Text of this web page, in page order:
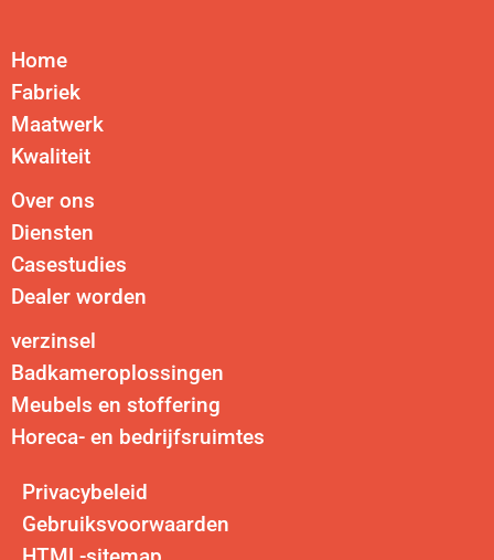
Home
Fabriek
Maatwerk
Kwaliteit
Over ons
Diensten
Casestudies
Dealer worden
verzinsel
Badkameroplossingen
Meubels en stoffering
Horeca- en bedrijfsruimtes
Privacybeleid
Gebruiksvoorwaarden